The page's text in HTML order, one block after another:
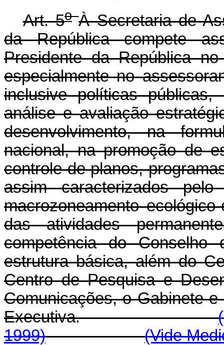
Art. 5o À Secretaria de
da República compete
Presidente da República
especialmente no
inclusive políticas
análise e avaliação
desenvolvimento, na
nacional, na promoção de
controle de planos,
assim caracterizados
macrozoneamento
das atividades
competência do Conselho
estrutura básica, além do
Centro de Pesquisa e
Comunicações, o Gabinete
Executiva.
1999)
(Vide